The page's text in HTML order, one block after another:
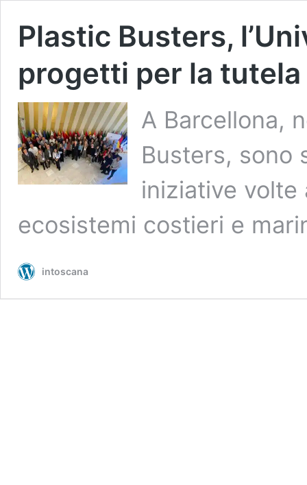
Plastic Busters,
progetti per la
A Barcellona,
Busters, sono
iniziative volte
ecosistemi costieri e
intoscana